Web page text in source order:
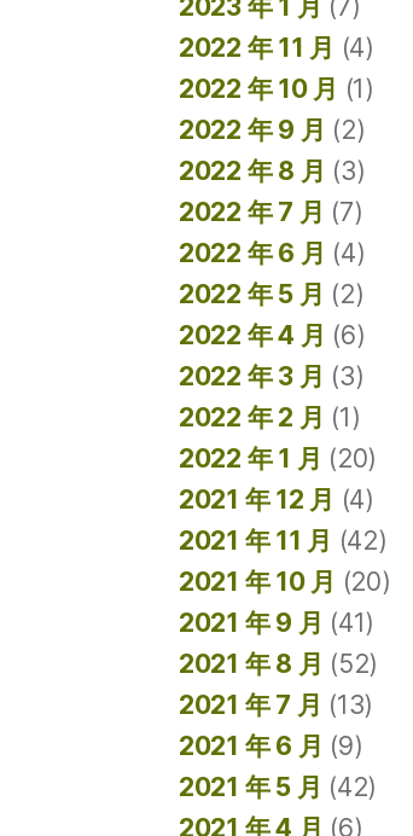
2023 年 1 月 (7)
2022 年 11 月 (4)
2022 年 10 月 (1)
2022 年 9 月 (2)
2022 年 8 月 (3)
2022 年 7 月 (7)
2022 年 6 月 (4)
2022 年 5 月 (2)
2022 年 4 月 (6)
2022 年 3 月 (3)
2022 年 2 月 (1)
2022 年 1 月 (20)
2021 年 12 月 (4)
2021 年 11 月 (42)
2021 年 10 月 (20)
2021 年 9 月 (41)
2021 年 8 月 (52)
2021 年 7 月 (13)
2021 年 6 月 (9)
2021 年 5 月 (42)
2021 年 4 月 (6)